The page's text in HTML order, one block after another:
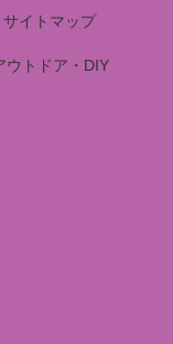
サイトマップ
ウトドア・DIY